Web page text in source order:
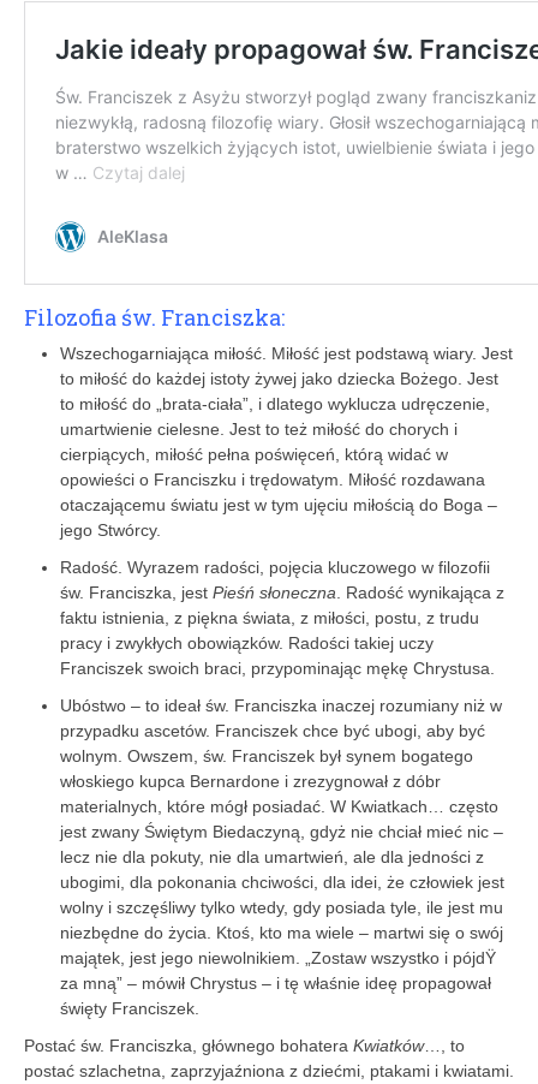
Filozofia św. Franciszka:
Wszechogarniająca miłość. Miłość jest podstawą wiary. Jest
to miłość do każdej istoty żywej jako dziecka Bożego. Jest
to miłość do „brata-ciała”, i dlatego wyklucza udręczenie,
umartwienie cielesne. Jest to też miłość do chorych i
cierpiących, miłość pełna poświęceń, którą widać w
opowieści o Franciszku i trędowatym. Miłość rozdawana
otaczającemu światu jest w tym ujęciu miłością do Boga –
jego Stwórcy.
Radość. Wyrazem radości, pojęcia kluczowego w filozofii
św. Franciszka, jest Pieśń słoneczna . Radość wynikająca z
faktu istnienia, z piękna świata, z miłości, postu, z trudu
pracy i zwykłych obowiązków. Radości takiej uczy
Franciszek swoich braci, przypominając mękę ­Chrystusa.
Ubóstwo – to ideał św. Franciszka inaczej rozumiany niż w
przypadku ascetów. Franciszek chce być ubogi, aby być
wolnym. Owszem, św. Franciszek był synem bogatego
włoskiego kupca Bernardone i zrezygnował z dóbr
materialnych, które mógł posiadać. W Kwiatkach… często
jest zwany Świętym Biedaczyną, gdyż nie chciał mieć nic –
lecz nie dla pokuty, nie dla umartwień, ale dla jedności z
ubogimi, dla pokonania chciwości, dla idei, że człowiek jest
wolny i szczęśliwy tylko wtedy, gdy posiada tyle, ile jest mu
niezbędne do życia. Ktoś, kto ma wiele – martwi się o swój
majątek, jest jego niewolnikiem. „Zostaw wszystko i pójdŸ
za mną” – mówił Chrystus – i tę właśnie ideę propagował
święty Franciszek.
Postać św. Franciszka, głównego bohatera Kwiatków…, to
postać szlachetna, zaprzyjaźniona z dziećmi, ptakami i kwiatami.